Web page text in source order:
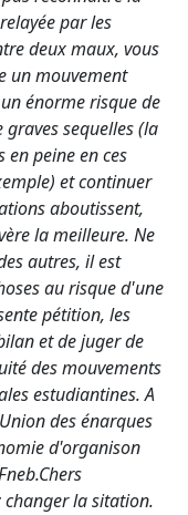
par les
deux maux, vous
un mouvement
énorme risque de
sequelles (la
en peine en ces
et continuer
aboutissent,
la meilleure. Ne
autres, il est
au risque d'une
pétition, les
et de juger de
des mouvements
estudiantines. A
des énarques
d'organison
changer la sitation.